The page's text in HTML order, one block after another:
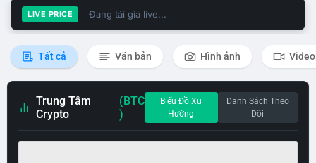
LIVE PRICE Đang tải giá live...
Tất cả Văn bản Hình ảnh Video
Trung Tâm
Crypto
(BTC
)
Biểu Đồ Xu
Hướng
Danh Sách Theo
Dõi